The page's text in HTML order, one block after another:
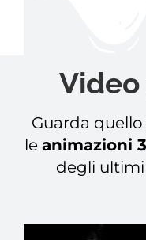
Guarda
le animazioni
degli ultimi